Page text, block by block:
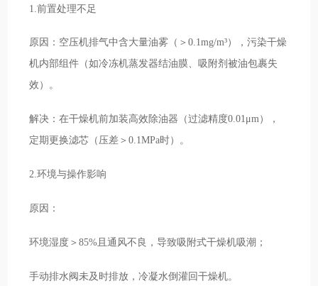
1.前置处理不足
原因：空压机排气中含大量油雾（＞0.1mg/m³），污染干燥
机内部组件（如冷冻机蒸发器结油膜、吸附剂被油包裹失
效）。
解决：在干燥机前加装高效除油器（过滤精度0.01μm），
定期更换滤芯（压差＞0.1MPa时）。
2.环境与操作影响
原因：
环境湿度＞85%且通风不良，导致吸附式干燥机吸潮；
手动排水阀未及时排放，冷凝水倒灌回干燥机。